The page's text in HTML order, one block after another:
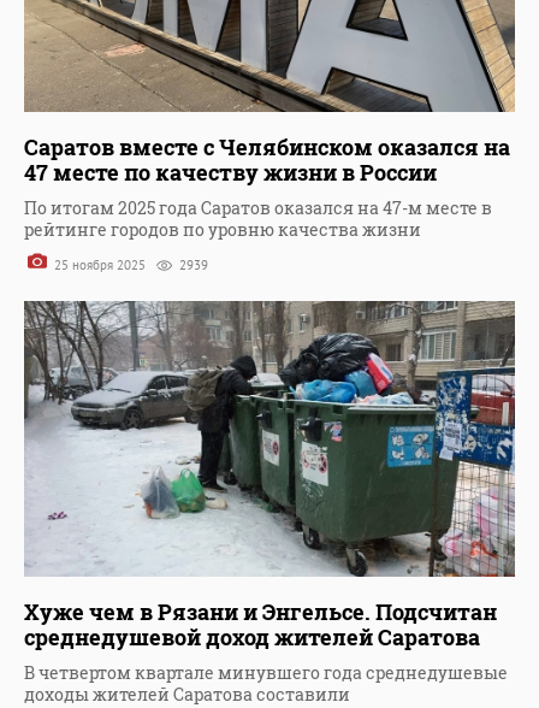
Саратов вместе с Челябинском оказался на
47 месте по качеству жизни в России
По итогам 2025 года Саратов оказался на 47-м месте в
рейтинге городов по уровню качества жизни
25 ноября 2025 2939
Хуже чем в Рязани и Энгельсе. Подсчитан
среднедушевой доход жителей Саратова
В четвертом квартале минувшего года среднедушевые
доходы жителей Саратова составили